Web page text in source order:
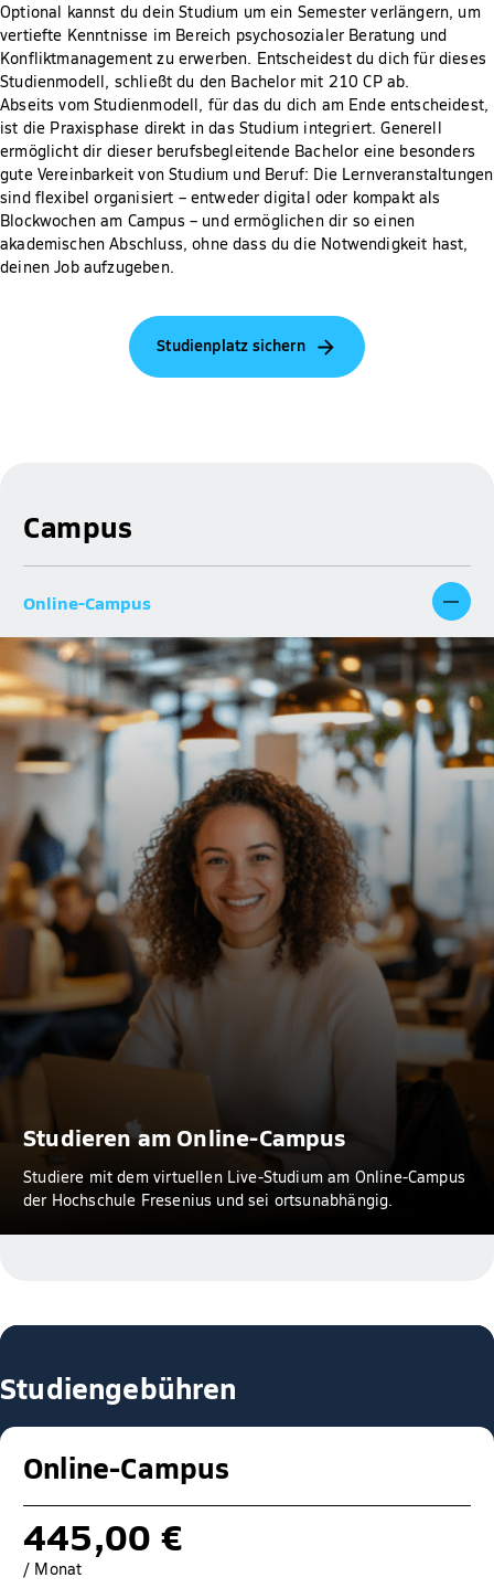
Optional kannst du dein Studium um ein Semester verlängern, um
vertiefte Kenntnisse im Bereich psychosozialer Beratung und
Konfliktmanagement zu erwerben. Entscheidest du dich für dieses
Studienmodell, schließt du den Bachelor mit 210 CP ab.
Abseits vom Studienmodell, für das du dich am Ende entscheidest,
ist die Praxisphase direkt in das Studium integriert. Generell
ermöglicht dir dieser berufsbegleitende Bachelor eine besonders
gute Vereinbarkeit von Studium und Beruf: Die Lernveranstaltungen
sind flexibel organisiert – entweder digital oder kompakt als
Blockwochen am Campus – und ermöglichen dir so einen
akademischen Abschluss, ohne dass du die Notwendigkeit hast,
deinen Job aufzugeben.
Studienplatz sichern
Campus
Online-Campus
Studieren am Online-Campus
Studiere mit dem virtuellen Live-Studium am Online-Campus
der Hochschule Fresenius und sei ortsunabhängig.
Studiengebühren
Online-Campus
445,00 €
/ Monat